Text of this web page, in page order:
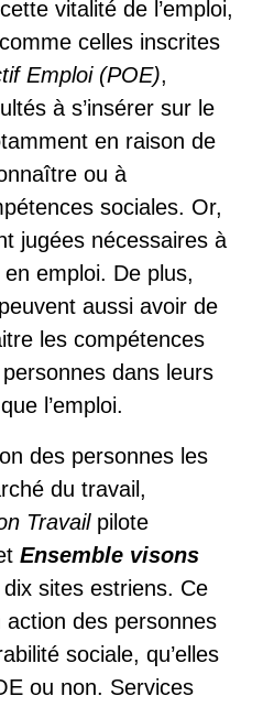
vitalité de l’emploi,
celles inscrites
Emploi (POE),
à s’insérer sur le
en raison de
ou à
sociales. Or,
jugées nécessaires à
emploi. De plus,
aussi avoir de
les compétences
dans leurs
l’emploi.
des personnes les
du travail,
Travailpilote
Ensemble visons
sites estriens. Ce
des personnes
sociale, qu’elles
ou non. Services